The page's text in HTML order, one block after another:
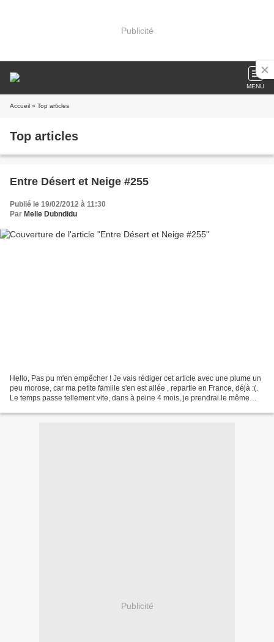
Publicité
MENU
Accueil » Top articles
Top articles
Entre Désert et Neige #255
Publié le 19/02/2012 à 11:30
Par Melle Dubndidu
Hello, Pas pu m'en empêcher ! Je vais rédiger cet article avec une plume un
peu morose, car ma petite famille s'en est allée , repartie en France, déjà :(.
Le temps passe tellement vite, dans à peine 4 mois, je prendrai le même
Publicité